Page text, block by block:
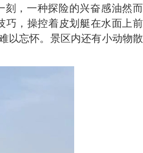
刻，一种探险的兴奋感油然而
巧，操控着皮划艇在水面上前
以忘怀。 景区内还有小动物散